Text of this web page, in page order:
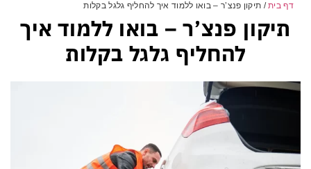
FALKEN
HANKOOK
LANVIGATOR
GT
קוד משקל
102/100
Q
נקה בחר
דף בית/ תיקון פנצ’ר – בואו ללמוד איך להחליף גלגל בקלות
תיקון פנצ’ר – בואו ללמוד איך
להחליף גלגל בקלות